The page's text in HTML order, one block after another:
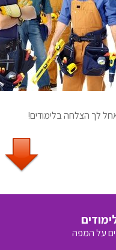
לך הצלחה בלימודים!
על המפה